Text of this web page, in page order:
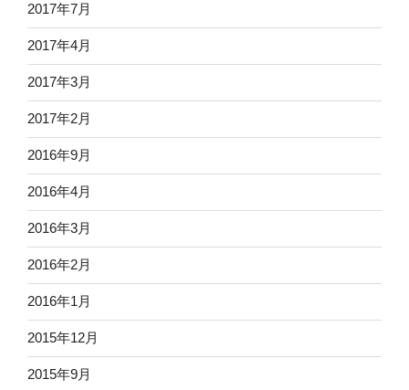
2017年7月
2017年4月
2017年3月
2017年2月
2016年9月
2016年4月
2016年3月
2016年2月
2016年1月
2015年12月
2015年9月